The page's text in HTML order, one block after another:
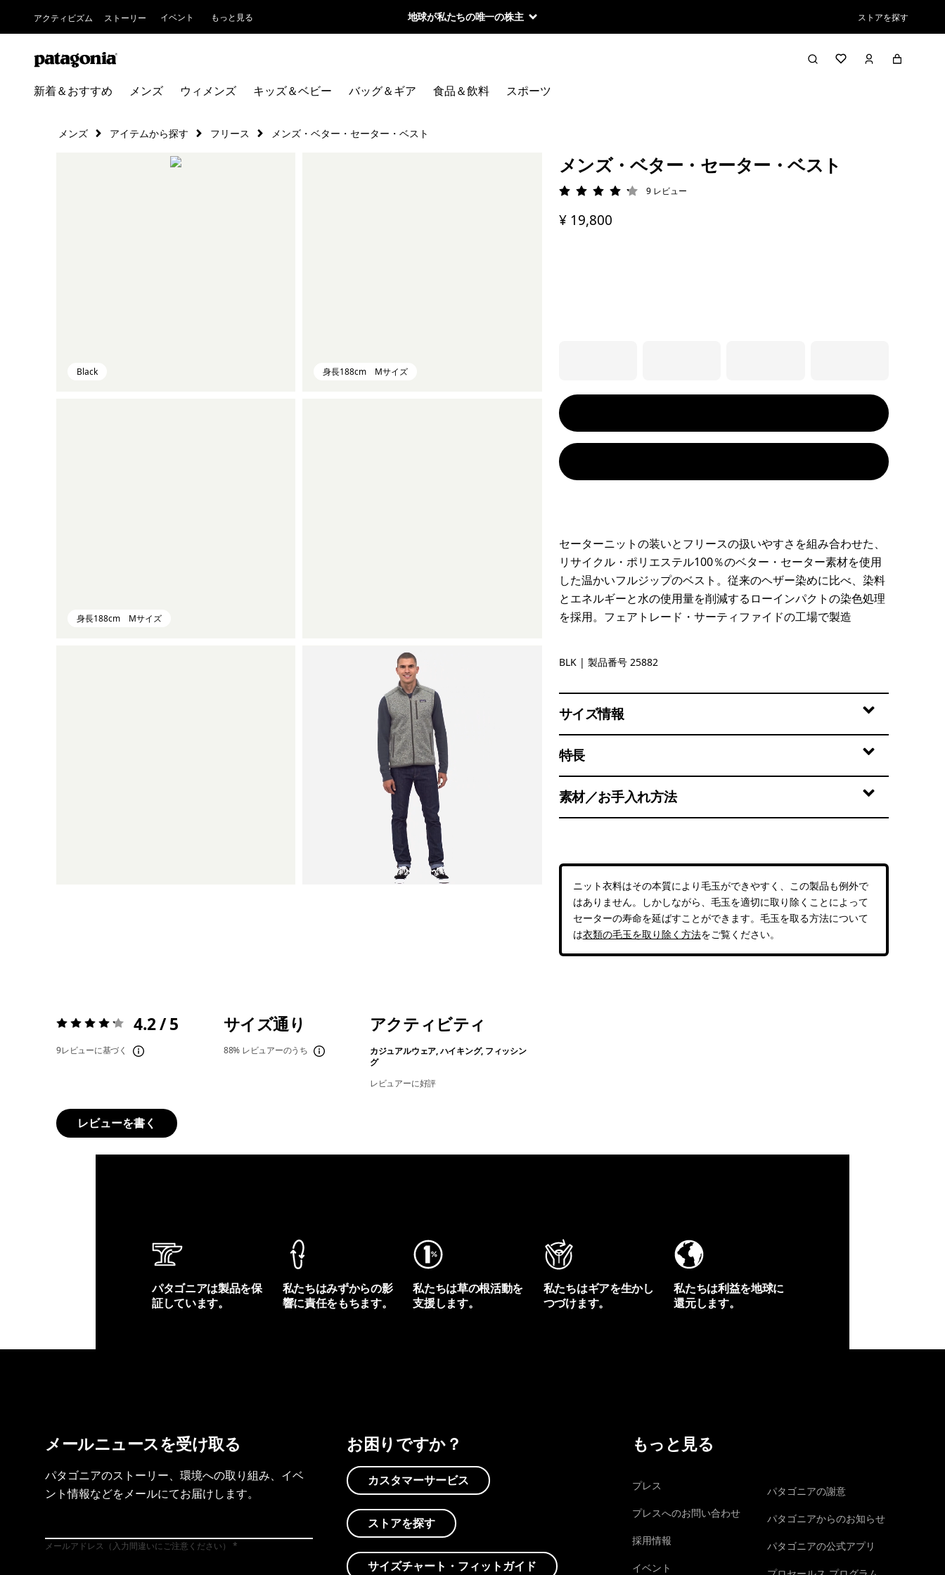
アクティビズム ストーリー イベント もっと見る 地球が私たちの唯一の株主 ストアを探す
新着＆おすすめ メンズ ウィメンズ キッズ＆ベビー バッグ＆ギア 食品＆飲料 スポーツ
メンズ アイテムから探す フリース メンズ・ベター・セーター・ベスト
Black 身長188cm Mサイズ
身長188cm Mサイズ
メンズ・ベター・セーター・ベスト
評価: 4.2 / 5
9 レビュー
¥ 19,800
セーターニットの装いとフリースの扱いやすさを組み合わせた、
リサイクル・ポリエステル100％のベター・セーター素材を使用
した温かいフルジップのベスト。従来のヘザー染めに比べ、染料
とエネルギーと水の使用量を削減するローインパクトの染色処理
を採用。フェアトレード・サーティファイドの工場で製造
Black
BLK | 製品番号 25882
サイズ情報
特長
素材／お手入れ方法
ニット衣料はその本質により毛玉ができやすく、この製品も例外で
はありません。しかしながら、毛玉を適切に取り除くことによって
セーターの寿命を延ばすことができます。毛玉を取る方法について
は衣類の毛玉を取り除く方法をご覧ください。
評価:4.2 / 5 4.2 / 5
9レビューに基づく
サイズ通り
88% レビュアーのうち
アクティビティ
カジュアルウェア, ハイキング, フィッシン
グ
レビュアーに好評
レビューを書く
パタゴニアは製品を保
証しています。
私たちはみずからの影
響に責任をもちます。
私たちは草の根活動を
支援します。
私たちはギアを生かし
つづけます。
私たちは利益を地球に
還元します。
メールニュースを受け取る
パタゴニアのストーリー、環境への取り組み、イベ
ント情報などをメールにてお届けします。
メールアドレス（入力間違いにご注意ください）
お困りですか？
カスタマーサービス
ストアを探す
サイズチャート・フィットガイド
もっと見る
プレス
プレスへのお問い合わせ
採用情報
イベント
パタゴニアの謝意
パタゴニアからのお知らせ
パタゴニアの公式アプリ